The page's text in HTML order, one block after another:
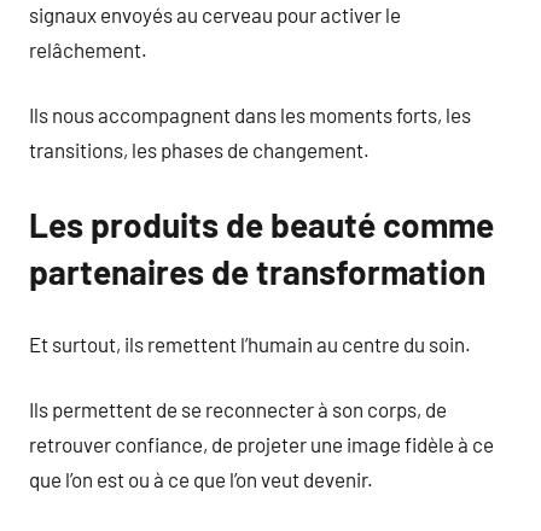
signaux envoyés au cerveau pour activer le
relâchement.
Ils nous accompagnent dans les moments forts, les
transitions, les phases de changement.
Les produits de beauté comme
partenaires de transformation
Et surtout, ils remettent l’humain au centre du soin.
Ils permettent de se reconnecter à son corps, de
retrouver confiance, de projeter une image fidèle à ce
que l’on est ou à ce que l’on veut devenir.